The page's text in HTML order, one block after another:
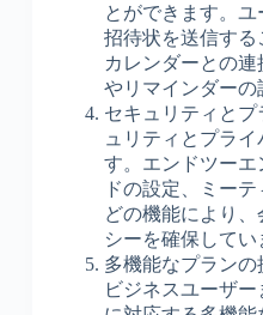
とができます。ユ
招待状を送信する
カレンダーとの
やリマインダーの
セキュリティとプ
ュリティとプラ
す。エンドツー
ドの設定、ミー
どの機能により
シーを確保してい
多機能なプランの
ビジネスユーザ